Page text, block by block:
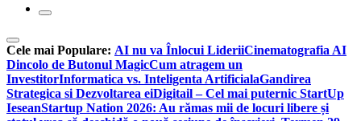
Cele mai Populare: AI nu va Înlocui LideriiCinematografia AI
Dincolo de Butonul MagicCum atragem un
InvestitorInformatica vs. Inteligenta ArtificialaGandirea
Strategica si Dezvoltarea eiDigitail – Cel mai puternic StartUp
IeseanStartup Nation 2026: Au rămas mii de locuri libere și